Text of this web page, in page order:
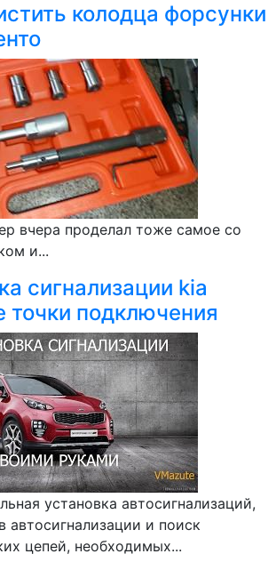
колодца форсунки
вчера проделал тоже самое со
и...
сигнализации kia
точки подключения
установка автосигнализаций,
автосигнализации и поиск
цепей, необходимых...